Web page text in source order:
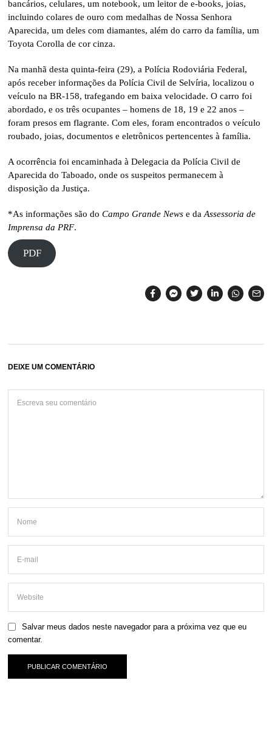
bancários, celulares, um notebook, um leitor de e-books, joias,
incluindo colares de ouro com medalhas de Nossa Senhora
Aparecida, um deles com diamantes, além do carro da família, um
Toyota Corolla de cor cinza.
Na manhã desta quinta-feira (29), a Polícia Rodoviária Federal,
após receber informações da Polícia Civil de Selvíria, localizou o
veículo na BR-158, trafegando em baixa velocidade. O carro foi
abordado, e os três ocupantes – homens de 18, 19 e 22 anos –
foram presos em flagrante. Com eles, foram encontrados o veículo
roubado, joias, documentos e eletrônicos pertencentes à família.
A ocorrência foi encaminhada à Delegacia da Polícia Civil de
Aparecida do Taboado, onde os suspeitos permanecem à
disposição da Justiça.
*As informações são doCampo Grande News e daAssessoria de
Imprensa da PRF.
PDF
DEIXE UM COMENTÁRIO
Salvar meus dados neste navegador para a próxima vez que eu
comentar.